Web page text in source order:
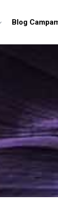
Blog